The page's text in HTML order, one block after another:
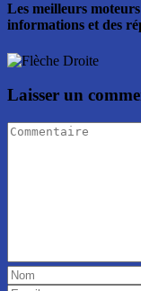
Les meilleurs
informations et des
Laisser un